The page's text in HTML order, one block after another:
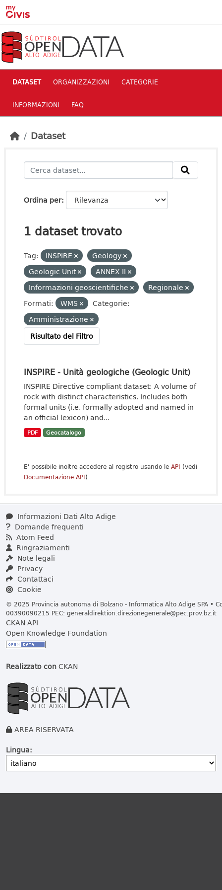
Skip to main content
DATASET ORGANIZZAZIONI CATEGORIE
INFORMAZIONI FAQ
Dataset
Ordina per
1 dataset trovato
Tag: INSPIRE
Geology
Geologic Unit
ANNEX II
Informazioni geoscientifiche
Regionale
Formati:
WMS
Categorie:
Amministrazione
Risultato del Filtro
INSPIRE - Unità geologiche (Geologic Unit)
INSPIRE Directive compliant dataset: A volume of
rock with distinct characteristics. Includes both
formal units (i.e. formally adopted and named in
an official lexicon) and...
PDF Geocatalogo
E' possibile inoltre accedere al registro usando le API (vedi
Documentazione API).
Informazioni Dati Alto Adige
Domande frequenti
Atom Feed
Ringraziamenti
Note legali
Privacy
Contattaci
Cookie
© 2025 Provincia autonoma di Bolzano - Informatica Alto Adige SPA •
00390090215 PEC: generaldirektion.direzionegenerale@pec.prov.bz.it
CKAN API
Open Knowledge Foundation
Realizzato conCKAN
AREA RISERVATA
Lingua